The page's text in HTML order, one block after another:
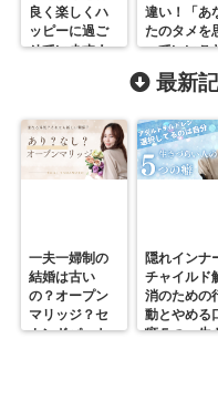
良く楽しくハ
ッピーに過ご
せています！
違い！「あ
たのタメを
っていいこ
言ってる」ふ
りしたマウ
最新
一夫一婦制の
結婚は古い
の？オープン
マリッジ？セ
カンドパート
隠れインナ
チャイルド
消のための
動とやめる
癖５つ。生